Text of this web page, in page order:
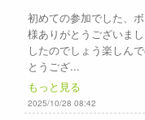
初めての参加でした、
様ありがとうございま
したのでしょう楽しん
とうござ...
もっと見る
2025/10/28 08:42